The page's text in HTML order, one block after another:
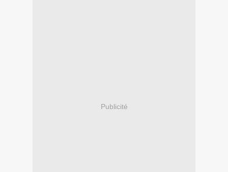
Publicité